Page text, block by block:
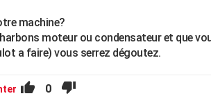
machine?
moteur ou condensateur et que
a faire) vous serrez dégoutez.
0